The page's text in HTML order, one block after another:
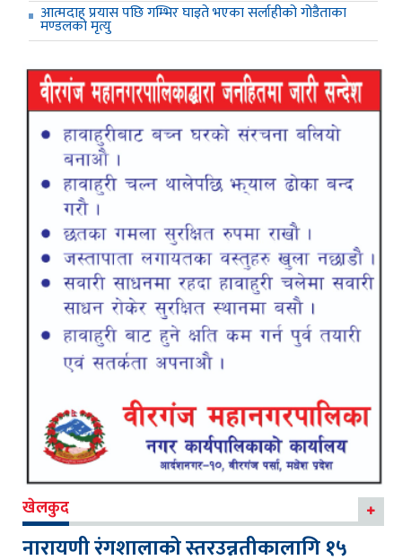
आत्मदाह प्रयास पछि गम्भिर घाइते भएका सर्लाहीको गोडैताका
मण्डलको मृत्यु
खेलकुद
नारायणी रंगशालाको स्तरउन्नतीकालागि १५